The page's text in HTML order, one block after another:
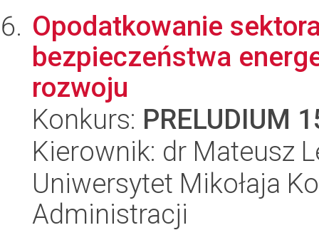
Opodatkowanie
bezpieczeństwa
rozwoju
Konkurs: PRELUDIUM
Kierownik: dr Mateusz
Uniwersytet Mikołaja
Administracji